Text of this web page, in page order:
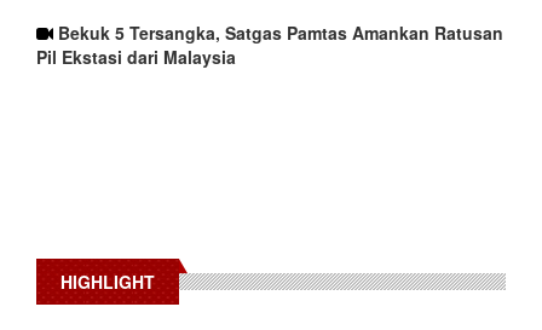
Bekuk 5 Tersangka, Satgas Pamtas Amankan Ratusan
Pil Ekstasi dari Malaysia
HIGHLIGHT